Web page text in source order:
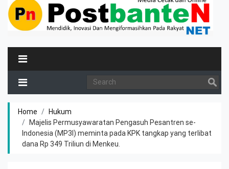
Home
Hukum
Majelis Permusyawaratan Pengasuh Pesantren se-
Indonesia (MP3I) meminta pada KPK tangkap yang terlibat
dana Rp 349 Triliun di Menkeu.